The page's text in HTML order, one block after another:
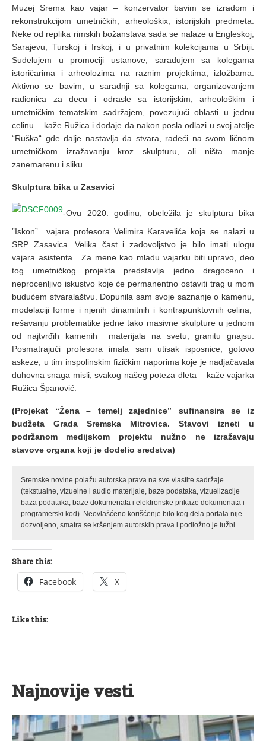
Muzej Srema kao vajar – konzervator bavim se izradom i
rekonstrukcijom umetničkih, arheološkix, istorijskih predmeta.
Neke od replika rimskih božanstava sada se nalaze u Engleskoj,
Sarajevu, Turskoj i Irskoj, i u privatnim kolekcijama u Srbiji.
Sudelujem u promociji ustanove, sarađujem sa kolegama
istoričarima i arheolozima na raznim projektima, izložbama.
Aktivno se bavim, u saradnji sa kolegama, organizovanjem
radionica za decu i odrasle sa istorijskim, arheološkim i
umetničkim tematskim sadržajem, povezujući oblasti u jednu
celinu – kaže Ružica i dodaje da nakon posla odlazi u svoj atelje
“Ruška“ gde dalje nastavlja da stvara, radeći na svom ličnom
umetničkom izražavanju kroz skulpturu, ali ništa manje
zanemarenu i sliku.
Skulptura bika u Zasavici
-Ovu 2020. godinu, obeležila je skulptura bika
”Iskon” vajara profesora Velimira Karavelića koja se nalazi u
SRP Zasavica. Velika čast i zadovoljstvo je bilo imati ulogu
vajara asistenta. Za mene kao mladu vajarku biti upravo, deo
tog umetničkog projekta predstavlja jedno dragoceno i
neprocenljivo iskustvo koje će permanentno ostaviti trag u mom
budućem stvaralaštvu. Dopunila sam svoje saznanje o kamenu,
modelaciji forme i njenih dinamitnih i kontrapunktovnih celina,
rešavanju problematike jedne tako masivne skulpture u jednom
od najtvrđih kamenih materijala na svetu, granitu gnajsu.
Posmatrajući profesora imala sam utisak isposnice, gotovo
askeze, u tim inspolinskim fizičkim naporima koje je nadjačavala
duhovna snaga misli, svakog našeg poteza dleta – kaže vajarka
Ružica Španović.
(Projekat “Žena – temelj zajednice” sufinansira se iz
budžeta Grada Sremska Mitrovica. Stavovi izneti u
podržanom medijskom projektu nužno ne izražavaju
stavove organa koji je dodelio sredstva)
Sremske novine polažu autorska prava na sve vlastite sadržaje
(tekstualne, vizuelne i audio materijale, baze podataka, vizuelizacije
baza podataka, baze dokumenata i elektronske prikaze dokumenata i
programerski kod). Neovlašćeno korišćenje bilo kog dela portala nije
dozvoljeno, smatra se kršenjem autorskih prava i podložno je tužbi.
Share this:
Facebook X
Like this:
Najnovije vesti